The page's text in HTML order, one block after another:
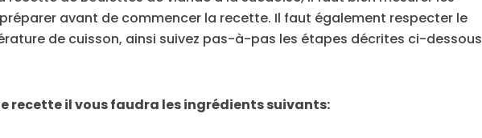
avant de commencer la recette. Il faut également respecter le
de cuisson, ainsi suivez pas-à-pas les étapes décrites ci-dessous
recette il vous faudra les ingrédients suivants: